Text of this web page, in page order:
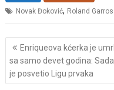
Novak Đoković, Roland Garros
Post
navigation
Enriqueova kćerka je
sa samo devet godina:
je posvetio Ligu prvaka